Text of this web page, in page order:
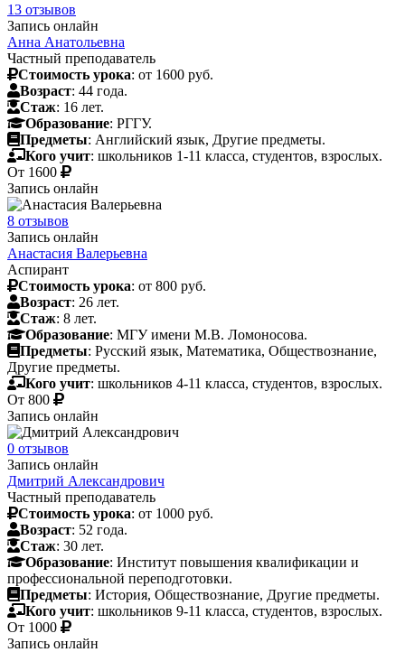
13 отзывов
Запись онлайн
Анна Анатольевна
Частный преподаватель
Стоимость урока: от 1600 руб.
Возраст: 44 года.
Стаж: 16 лет.
Образование: РГГУ.
Предметы: Английский язык, Другие предметы.
Кого учит: школьников 1-11 класса, студентов, взрослых.
От 1600
Запись онлайн
8 отзывов
Запись онлайн
Анастасия Валерьевна
Аспирант
Стоимость урока: от 800 руб.
Возраст: 26 лет.
Стаж: 8 лет.
Образование: МГУ имени М.В. Ломоносова.
Предметы: Русский язык, Математика, Обществознание,
Другие предметы.
Кого учит: школьников 4-11 класса, студентов, взрослых.
От 800
Запись онлайн
0 отзывов
Запись онлайн
Дмитрий Александрович
Частный преподаватель
Стоимость урока: от 1000 руб.
Возраст: 52 года.
Стаж: 30 лет.
Образование: Институт повышения квалификации и
профессиональной переподготовки.
Предметы: История, Обществознание, Другие предметы.
Кого учит: школьников 9-11 класса, студентов, взрослых.
От 1000
Запись онлайн